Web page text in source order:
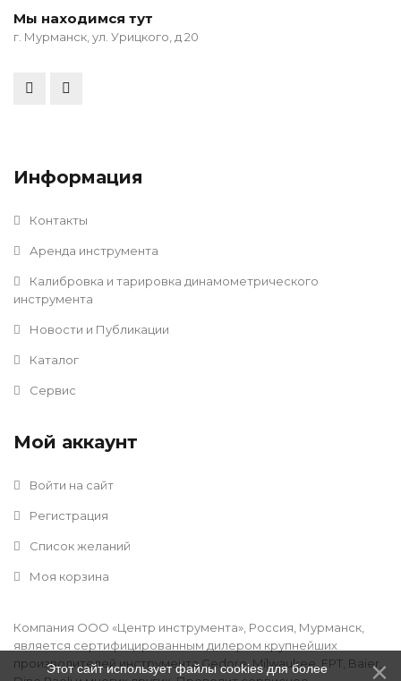
Мы находимся тут
г. Мурманск, ул. Урицкого, д 20
Информация
Контакты
Аренда инструмента
Калибровка и тарировка динамометрического
инструмента
Новости и Публикации
Каталог
Сервис
Мой аккаунт
Войти на сайт
Регистрация
Список желаний
Моя корзина
Компания ООО «Центр инструмента», Россия, Мурманск,
является сертифицированным дилером крупнейших
производителей инструмента Gedore, Milwaukee, FPT, Baier,
Этот сайт использует файлы cookies для более